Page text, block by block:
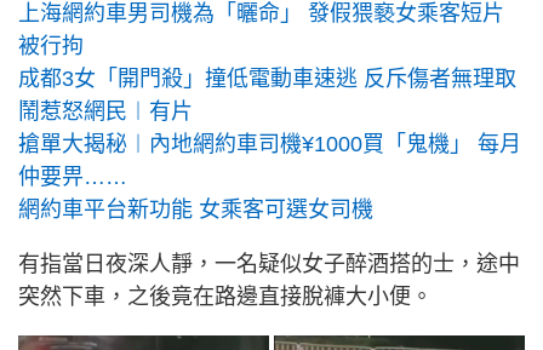
上海網約車男司機為「曬命」 發假猥褻女乘客短片
被行拘
成都3女「開門殺」撞低電動車速逃 反斥傷者無理取
鬧惹怒網民︱有片
搶單大揭秘︱內地網約車司機¥1000買「鬼機」 每月
仲要畀……
網約車平台新功能 女乘客可選女司機
有指當日夜深人靜，一名疑似女子醉酒搭的士，途中
突然下車，之後竟在路邊直接脫褲大小便。